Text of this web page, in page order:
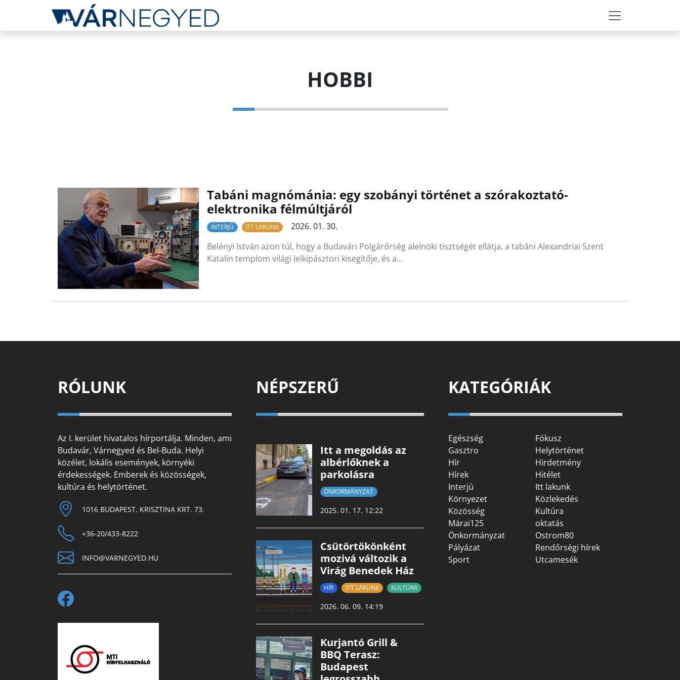
HOBBI
Tabáni magnómánia: egy szobányi történet a szórakoztató-
elektronika félmúltjáról
INTERJÚ ITT LAKUNK
2026. 01. 30.
Belényi István azon túl, hogy a Budavári Polgárőrség alelnöki tisztségét ellátja, a tabáni Alexandriai Szent
Katalin templom világi lelkipásztori kisegítője, és a…
RÓLUNK
Az I. kerület hivatalos hírportálja. Minden, ami
Budavár, Várnegyed és Bel-Buda. Helyi
közélet, lokális események, környéki
érdekességek. Emberek és közösségek,
kultúra és helytörténet.
1016 BUDAPEST, KRISZTINA KRT. 73.
+36-20/433-8222
INFO@VARNEGYED.HU
NÉPSZERŰ
Itt a megoldás az
albérlőknek a
parkolásra
ÖNKORMÁNYZAT
2025. 01. 17. 12:22
Csütörtökönként
mozivá változik a
Virág Benedek Ház
HÍR ITT LAKUNK KULTÚRA
2026. 06. 09. 14:19
Kurjantó Grill &
BBQ Terasz:
Budapest
KATEGÓRIÁK
Egészség
Fókusz
Gasztro
Helytörténet
Hír
Hirdetmény
Hírek
Hitélet
Interjú
Itt lakunk
Környezet
Közlekedés
Közösség
Kultúra
Márai125
oktatás
Önkormányzat
Ostrom80
Pályázat
Rendőrségi hírek
Sport
Utcamesék